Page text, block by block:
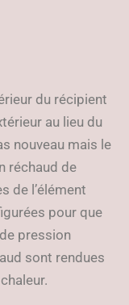
du récipient
au lieu du
nouveau mais le
réchaud de
de l’élément
pour que
pression
sont rendues